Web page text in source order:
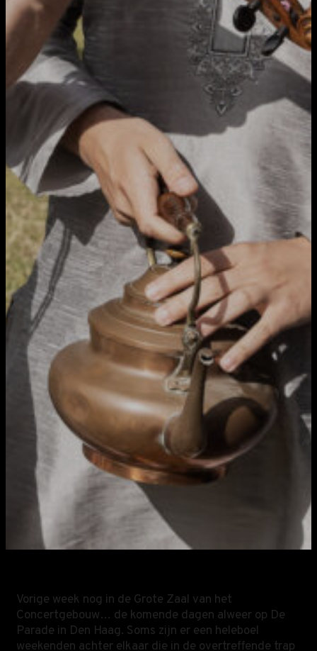
Vorige week nog in de Grote Zaal van het
Concertgebouw… de komende dagen alweer op De
Parade in Den Haag. Soms zijn er een heleboel
weekenden achter elkaar die in de overtreffende trap